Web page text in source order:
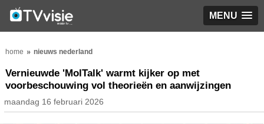
MENU
home nieuws nederland
Vernieuwde 'MolTalk' warmt kijker op met
voorbeschouwing vol theorieën en aanwijzingen
maandag 16 februari 2026